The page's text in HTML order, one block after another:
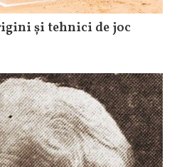
și tehnici de joc